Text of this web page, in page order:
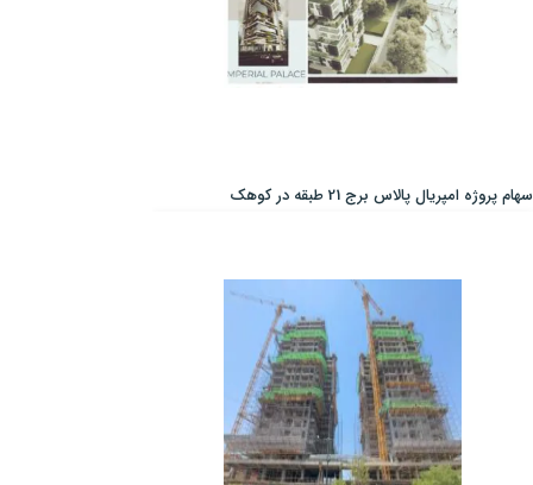
سهام پروژه امپریال پالاس برج 21 طبقه در کوهک